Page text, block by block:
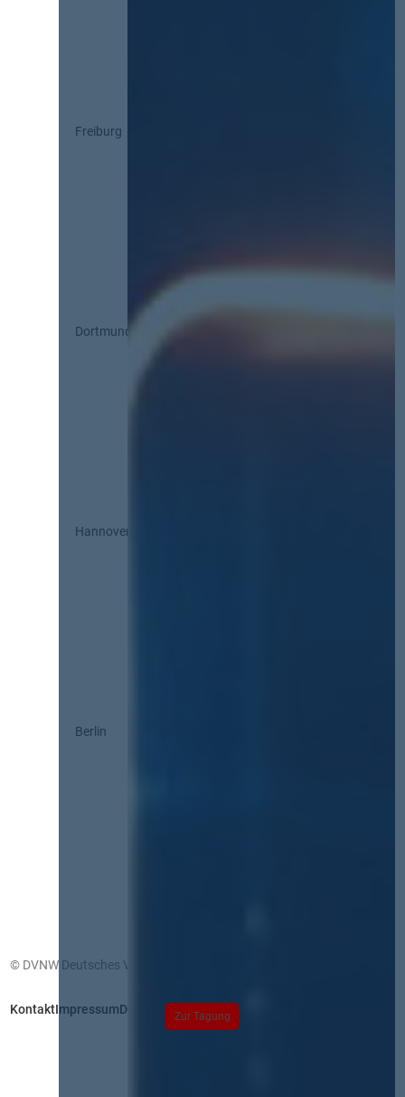
Zur Tagung
Freiburg
Dortmund
Hannover
Berlin
© DVNW Deutsches Vergabenetzwerk GmbH
KontaktImpressumDatenschutz